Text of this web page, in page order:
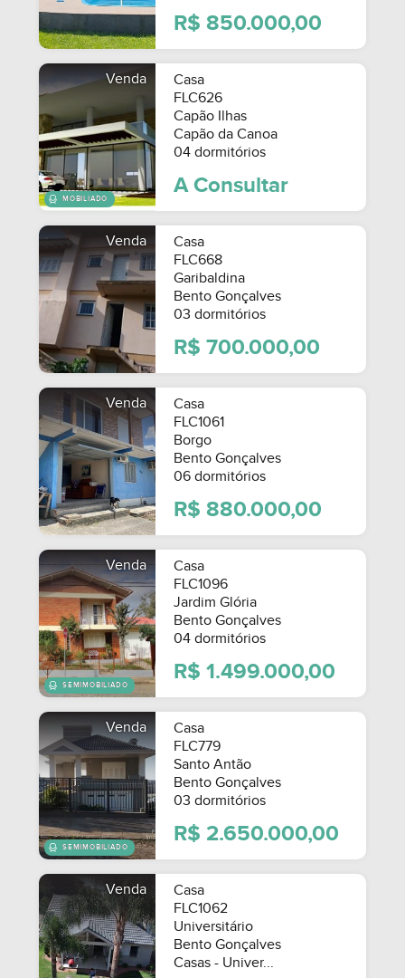
SEMIMOBILIADO
MOBILIADO
SEMIMOBILIADO
R$ 850.000,00
Venda
Casa
FLC626
Capão Ilhas
Capão da Canoa
04 dormitórios
A Consultar
Venda
Casa
FLC668
Garibaldina
Bento Gonçalves
03 dormitórios
R$ 700.000,00
Venda
Casa
FLC1061
Borgo
Bento Gonçalves
06 dormitórios
R$ 880.000,00
Venda
Casa
FLC1096
Jardim Glória
Bento Gonçalves
04 dormitórios
R$ 1.499.000,00
Venda
Casa
FLC779
Santo Antão
Bento Gonçalves
03 dormitórios
R$ 2.650.000,00
Venda
Casa
FLC1062
Universitário
Bento Gonçalves
Casas - Univer...